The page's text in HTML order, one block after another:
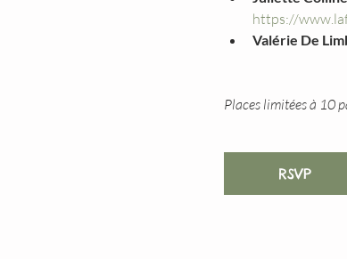
https://
Valérie De
Places limitées à 10
RSVP